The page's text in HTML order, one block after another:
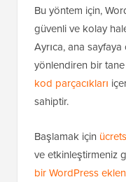
Bu yöntem için,
güvenli ve kolay
Ayrıca, ana
yönlendiren bir
kod parçacıkları
sahiptir.
Başlamak için
ve etkinleştirmeniz
bir WordPress